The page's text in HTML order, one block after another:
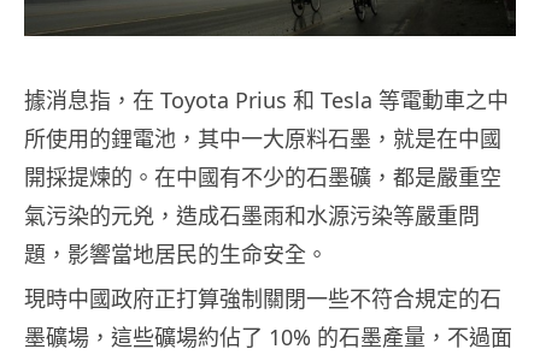
據消息指，在 Toyota Prius 和 Tesla 等電動車之中
所使用的鋰電池，其中一大原料石墨，就是在中國
開採提煉的。在中國有不少的石墨礦，都是嚴重空
氣污染的元兇，造成石墨雨和水源污染等嚴重問
題，影響當地居民的生命安全。
現時中國政府正打算強制關閉一些不符合規定的石
墨礦場，這些礦場約佔了 10% 的石墨產量，不過面